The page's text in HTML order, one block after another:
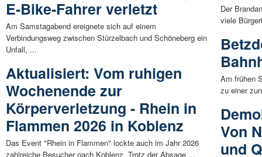
E-Bike-Fahrer verletzt
Am Samstagabend ereignete sich auf einem
Verbindungsweg zwischen Stürzelbach und Schöneberg ein
Unfall, ...
Aktualisiert: Vom ruhigen
Wochenende zur
Körperverletzung - Rhein in
Flammen 2026 in Koblenz
Das Event "Rhein in Flammen" lockte auch im Jahr 2026
zahlreiche Besucher nach Koblenz. Trotz der Absage ...
Der
viele
Am frühen
zu einer
Von
und